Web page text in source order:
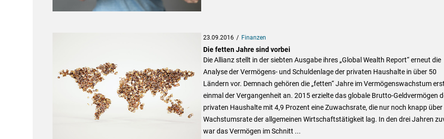
23.09.2016 Finanzen
Die fetten Jahre sind vorbei
Die Allianz stellt in der siebten Ausgabe ihres „Global Wealth Report“ erneut die
Analyse der Vermögens- und Schuldenlage der privaten Haushalte in über 50
Ländern vor. Demnach gehören die „fetten“ Jahre im Vermögenswachstum
einmal der Vergangenheit an. 2015 erzielte das globale Brutto-Geldvermögen
privaten Haushalte mit 4,9 Prozent eine Zuwachsrate, die nur noch knapp über
Wachstumsrate der allgemeinen Wirtschaftstätigkeit lag. In den drei Jahren
war das Vermögen im Schnitt ...